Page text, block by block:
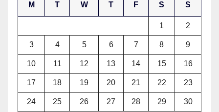
M T W T F S S
1 2
3 4 5 6 7 8 9
10 11 12 13 14 15 16
17 18 19 20 21 22 23
24 25 26 27 28 29 30